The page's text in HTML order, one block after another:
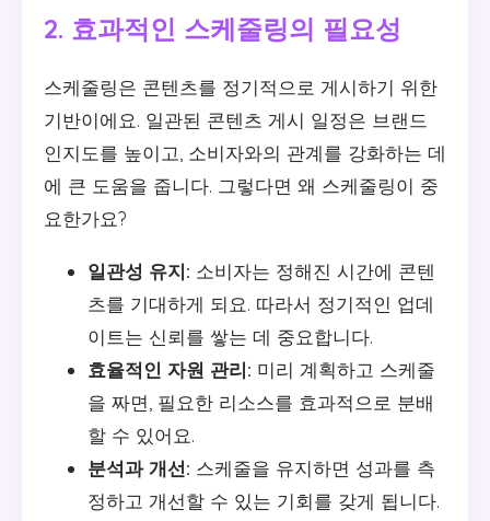
2. 효과적인 스케줄링의 필요성
스케줄링은 콘텐츠를 정기적으로 게시하기 위한
기반이에요. 일관된 콘텐츠 게시 일정은 브랜드
인지도를 높이고, 소비자와의 관계를 강화하는 데
에 큰 도움을 줍니다. 그렇다면 왜 스케줄링이 중
요한가요?
일관성 유지: 소비자는 정해진 시간에 콘텐
츠를 기대하게 되요. 따라서 정기적인 업데
이트는 신뢰를 쌓는 데 중요합니다.
효율적인 자원 관리: 미리 계획하고 스케줄
을 짜면, 필요한 리소스를 효과적으로 분배
할 수 있어요.
분석과 개선: 스케줄을 유지하면 성과를 측
정하고 개선할 수 있는 기회를 갖게 됩니다.